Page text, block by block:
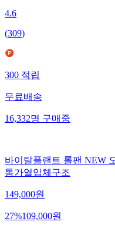
4.6
(309)
300 적립
무료배송
16,332명 구매중
바이탈플랜트 롤팬 NEW
통가열입체구조
149,000원
27%109,000원